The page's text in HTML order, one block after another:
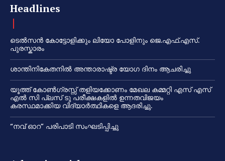
Headlines
ടെൽസൻ കോട്ടോളിക്കും ലിയോ പോളിനും ജെ.എഫ്.എസ്.
പുരസ്കാരം
ശാന്തിനികേതനിൽ അന്താരാഷ്ട്ര യോഗ ദിനം ആചരിച്ചു
യൂത്ത് കോൺഗ്രസ്സ് തളിയക്കോണം മേഖല കമ്മറ്റി എസ് എസ്
എൽ സി പ്ലസ് ടു പരീക്ഷകളിൽ ഉന്നതവിജയം
കരസ്ഥമാക്കിയ വിദ്യാർത്ഥികളെ ആദരിച്ചു.
“നവ് ഓറ” പരിപാടി സംഘടിപ്പിച്ചു